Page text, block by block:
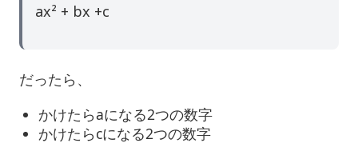
ax² + bx +c
だったら、
かけたらaになる2つの数字
かけたらcになる2つの数字